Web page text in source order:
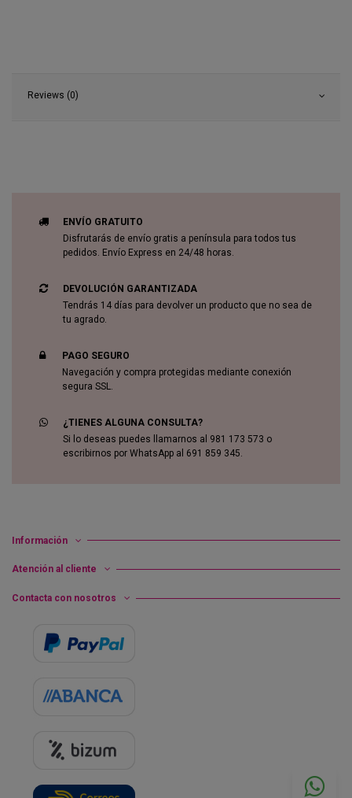
Reviews (0)
ENVÍO GRATUITO
Disfrutarás de envío gratis a península para todos tus
pedidos. Envío Express en 24/48 horas.
DEVOLUCIÓN GARANTIZADA
Tendrás 14 días para devolver un producto que no sea de
tu agrado.
PAGO SEGURO
Navegación y compra protegidas mediante conexión
segura SSL.
¿TIENES ALGUNA CONSULTA?
Si lo deseas puedes llamarnos al 981 173 573 o
escribirnos por WhatsApp al 691 859 345.
Información
Atención al cliente
Contacta con nosotros